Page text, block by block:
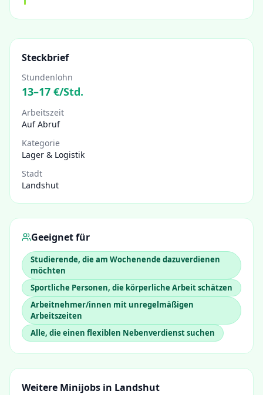
Steckbrief
Stundenlohn
13–17 €/Std.
Arbeitszeit
Auf Abruf
Kategorie
Lager & Logistik
Stadt
Landshut
Geeignet für
Studierende, die am Wochenende dazuverdienen
möchten
Sportliche Personen, die körperliche Arbeit schätzen
Arbeitnehmer/innen mit unregelmäßigen
Arbeitszeiten
Alle, die einen flexiblen Nebenverdienst suchen
Weitere Minijobs in Landshut